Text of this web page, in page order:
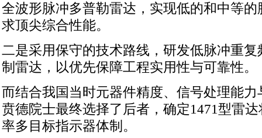
全波形脉冲多普勒雷达，实现低的和中等
求顶尖综合性能。
二是采用保守的技术路线，研发低脉冲重
制雷达，以优先保障工程实用性与可靠性。
而结合我国当时元器件精度、信号处理能
贲德院士最终选择了后者，确定1471型雷
率多目标指示器体制。